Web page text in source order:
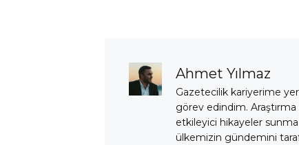
Ahmet Yılmaz
Gazetecilik kariyerime
görev edindim.
etkileyici hikayeler sunma
ülkemizin gündemini